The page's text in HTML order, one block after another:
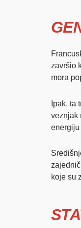
završio
mora
Ipak, ta
veznjak
energiju
koje su